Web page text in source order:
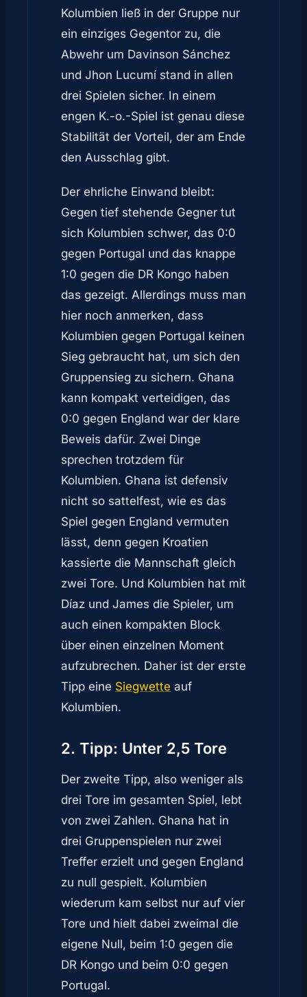
Kolumbien ließ in der Gruppe nur
ein einziges Gegentor zu, die
Abwehr um Davinson Sánchez
und Jhon Lucumí stand in allen
drei Spielen sicher. In einem
engen K.-o.-Spiel ist genau diese
Stabilität der Vorteil, der am Ende
den Ausschlag gibt.
Der ehrliche Einwand bleibt:
Gegen tief stehende Gegner tut
sich Kolumbien schwer, das 0:0
gegen Portugal und das knappe
1:0 gegen die DR Kongo haben
das gezeigt. Allerdings muss man
hier noch anmerken, dass
Kolumbien gegen Portugal keinen
Sieg gebraucht hat, um sich den
Gruppensieg zu sichern. Ghana
kann kompakt verteidigen, das
0:0 gegen England war der klare
Beweis dafür. Zwei Dinge
sprechen trotzdem für
Kolumbien. Ghana ist defensiv
nicht so sattelfest, wie es das
Spiel gegen England vermuten
lässt, denn gegen Kroatien
kassierte die Mannschaft gleich
zwei Tore. Und Kolumbien hat mit
Díaz und James die Spieler, um
auch einen kompakten Block
über einen einzelnen Moment
aufzubrechen. Daher ist der erste
Tipp eine Siegwette auf
Kolumbien.
2. Tipp: Unter 2,5 Tore
Der zweite Tipp, also weniger als
drei Tore im gesamten Spiel, lebt
von zwei Zahlen. Ghana hat in
drei Gruppenspielen nur zwei
Treffer erzielt und gegen England
zu null gespielt. Kolumbien
wiederum kam selbst nur auf vier
Tore und hielt dabei zweimal die
eigene Null, beim 1:0 gegen die
DR Kongo und beim 0:0 gegen
Portugal.